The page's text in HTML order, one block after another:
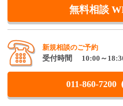
無料相談
新規相談のご予約
受付時間 10:00～
011-860-7200